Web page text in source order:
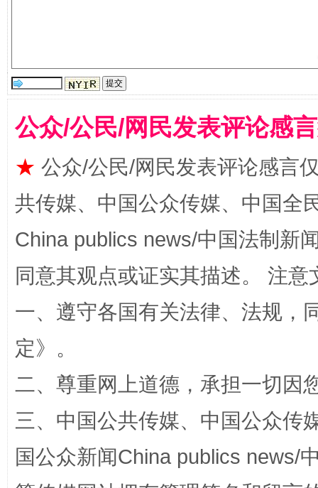
受贿1.44亿！段成刚被判无期 从幼
全民健身五年计划来了！等你上场
公众/公民/网民发表评论感
★ 公众/公民/网民发表评论感言
共传媒、中国公众传媒、中国全
China publics news/中国法制新
同意其观点或证实其描述。 注
一、遵守各国有关法律、法规，
定》。
二、尊重网上道德，承担一切因
三、中国公共传媒、中国公众传
国公众新闻China publics news/